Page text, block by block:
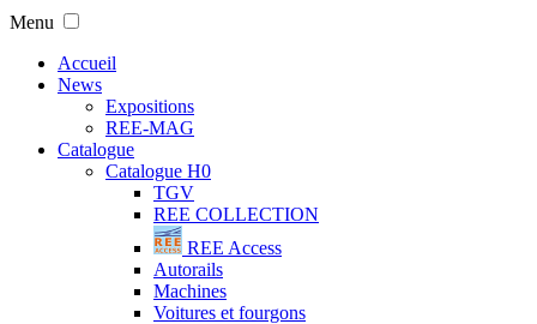
Menu
Accueil
News
Expositions
REE-MAG
Catalogue
Catalogue H0
TGV
REE COLLECTION
REE Access
Autorails
Machines
Voitures et fourgons